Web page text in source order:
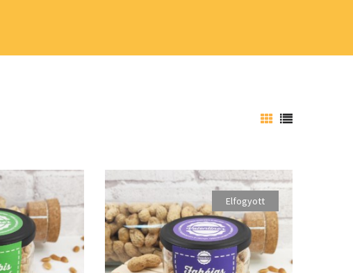
Elfogyott